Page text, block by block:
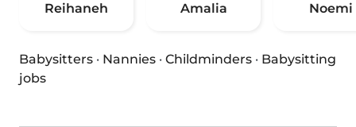
Reihaneh Amalia Noemi
Babysitters · Nannies · Childminders · Babysitting
jobs